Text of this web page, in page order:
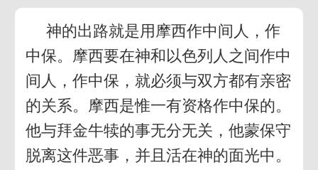
神的出路就是用摩西作中间人，作
中保。摩西要在神和以色列人之间作中
间人，作中保，就必须与双方都有亲密
的关系。摩西是惟一有资格作中保的。
他与拜金牛犊的事无分无关，他蒙保守
脱离这件恶事，并且活在神的面光中。